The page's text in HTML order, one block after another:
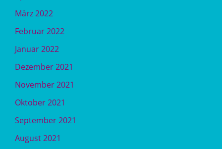
März 2022
Februar 2022
Januar 2022
Dezember 2021
November 2021
Oktober 2021
September 2021
August 2021